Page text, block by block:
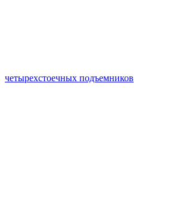
четырехстоечных подъемников